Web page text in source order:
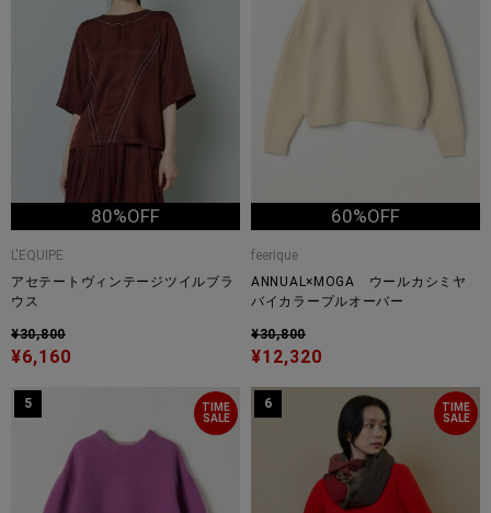
80%OFF
L'EQUIPE
アセテートヴィンテージツイルブラ
ウス
¥30,800
¥6,160
60%OFF
feerique
ANNUAL×MOGA ウールカシミヤ
バイカラープルオーバー
¥30,800
¥12,320
TIME
SALE
5
TIME
SALE
6